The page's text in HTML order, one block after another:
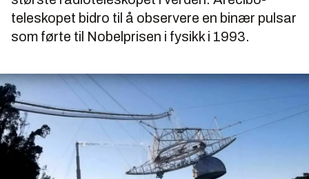
teleskopet bidro til å observere en binær pulsar
som førte til Nobelprisen i fysikk i 1993.